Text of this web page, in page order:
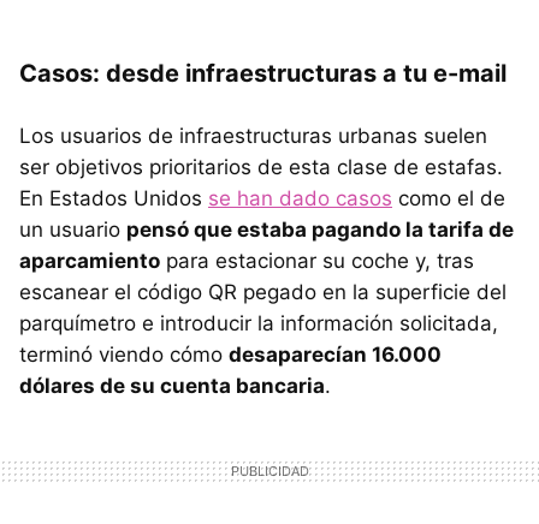
Casos: desde infraestructuras a tu e-mail
Los usuarios de infraestructuras urbanas suelen
ser objetivos prioritarios de esta clase de estafas.
En Estados Unidos se han dado casos como el de
un usuario pensó que estaba pagando la tarifa de
aparcamiento para estacionar su coche y, tras
escanear el código QR pegado en la superficie del
parquímetro e introducir la información solicitada,
terminó viendo cómo desaparecían 16.000
dólares de su cuenta bancaria.